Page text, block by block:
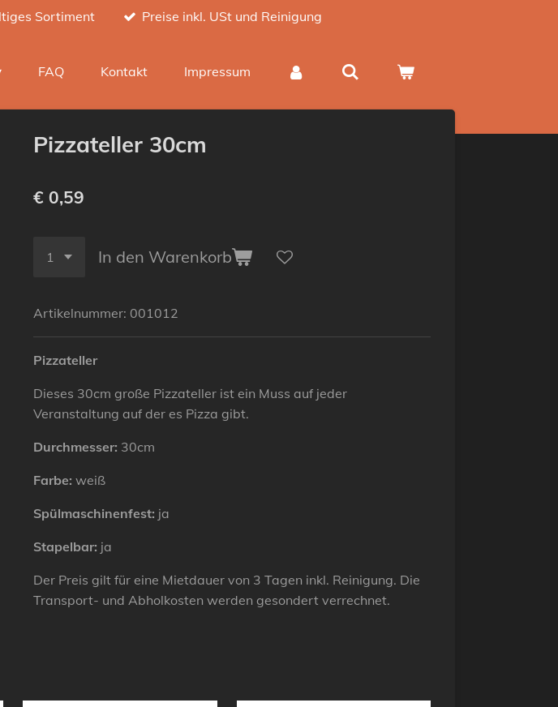
Sortiment Preise inkl. USt und Reinigung
FAQ Kontakt Impressum
Pizzateller 30cm
€ 0,59
In den Warenkorb
Artikelnummer: 001012
Pizzateller
Dieses 30cm große Pizzateller ist ein Muss auf jeder
Veranstaltung auf der es Pizza gibt.
Durchmesser: 30cm
Farbe: weiß
Spülmaschinenfest: ja
Stapelbar: ja
Der Preis gilt für eine Mietdauer von 3 Tagen inkl. Reinigung. Die
Transport- und Abholkosten werden gesondert verrechnet.